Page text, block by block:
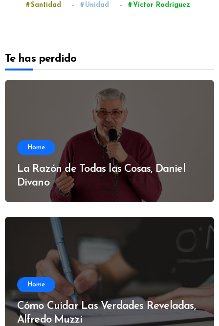
Santidad - Unidad - Víctor Rodríguez
Te has perdido
Home
La Razón de Todas las Cosas, Daniel
Divano
Home
Cómo Cuidar Las Verdades Reveladas,
Alfredo Muzzi